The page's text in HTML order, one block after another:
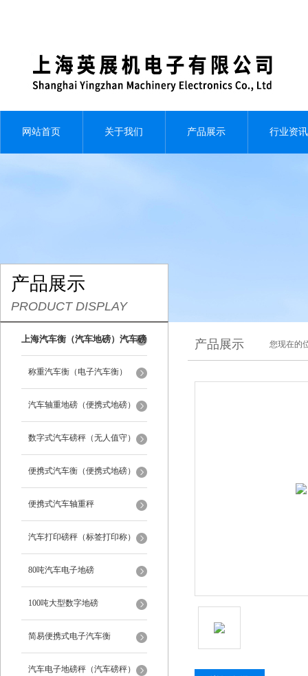
网站首页 关于我们 产品展示 行业资讯
产品展示
PRODUCT DISPLAY
上海汽车衡（汽车地磅）汽车磅
秤称重汽车衡（电子汽车衡）
汽车轴重地磅（便携式地磅）
数字式汽车磅秤（无人值守）
便携式汽车衡（便携式地磅）
便携式汽车轴重秤
汽车打印磅秤（标签打印称）
80吨汽车电子地磅
100吨大型数字地磅
简易便携式电子汽车衡
汽车电子地磅秤（汽车磅秤）
产品展示 您现在的